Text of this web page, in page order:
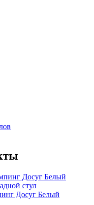
Досуг Белый